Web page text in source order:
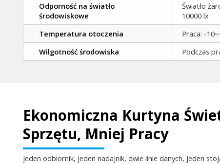
Odporność na światło
środowiskowe
Światło
10000 lx
Temperatura otoczenia
Praca: -
Wilgotność środowiska
Podczas
Ekonomiczna Kurtyna
Sprzętu, Mniej Pracy
Jeden odbiornik, jeden nadajnik, dwie linie danych, jeden